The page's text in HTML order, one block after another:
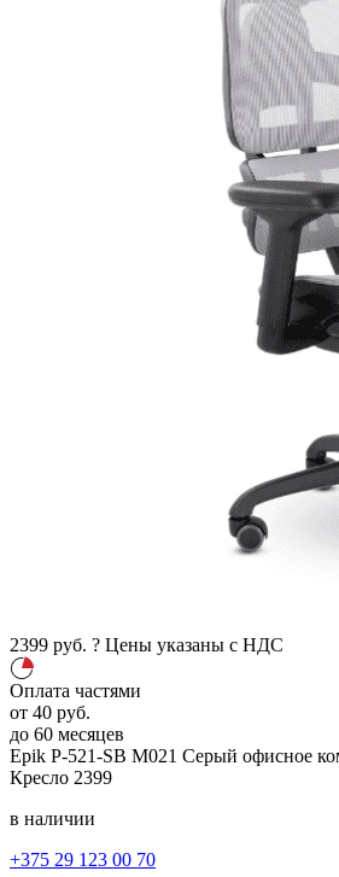
2399 руб. ? Цены указаны с НДС
Оплата частями
от 40 руб.
до 60 месяцев
Epik P-521-SB M021 Серый офисное
Кресло 2399
в наличии
+375 29 123 00 70